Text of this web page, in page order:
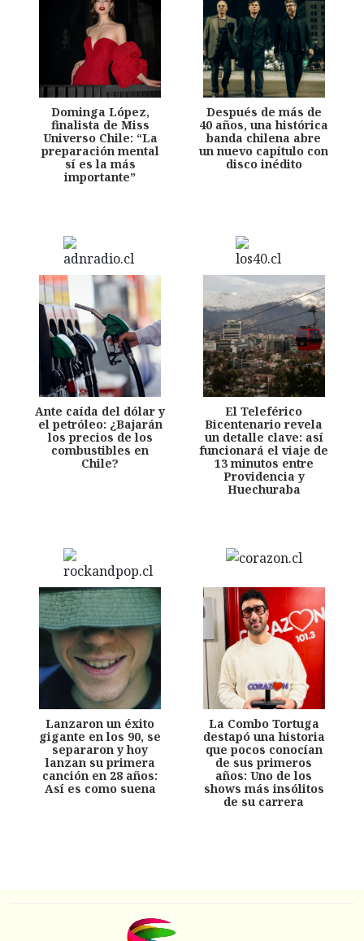
Dominga López,
finalista de Miss
Universo Chile: “La
preparación mental
sí es la más
importante”
Después de más de
40 años, una histórica
banda chilena abre
un nuevo capítulo con
disco inédito
Ante caída del dólar y
el petróleo: ¿Bajarán
los precios de los
combustibles en
Chile?
El Teleférico
Bicentenario revela
un detalle clave: así
funcionará el viaje de
13 minutos entre
Providencia y
Huechuraba
Lanzaron un éxito
gigante en los 90, se
separaron y hoy
lanzan su primera
canción en 28 años:
Así es como suena
La Combo Tortuga
destapó una historia
que pocos conocían
de sus primeros
años: Uno de los
shows más insólitos
de su carrera